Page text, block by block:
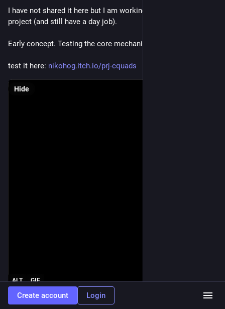
I have not shared it here but I am working on a personal
project (and still have a day job).
Early concept. Testing the core mechanics
test it here: nikohog.itch.io/prj-cquads
ALT GIF
Hide
#indiedev #gamedev #indiegame
Create account Login